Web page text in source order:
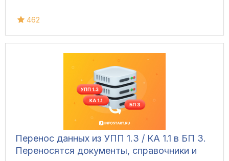
462
Перенос данных из УПП 1.3 / КА 1.1 в БП 3.
Переносятся документы, справочники и